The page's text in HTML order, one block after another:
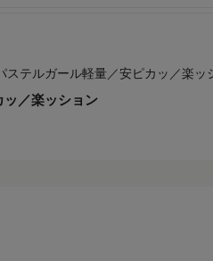
／楽ッション